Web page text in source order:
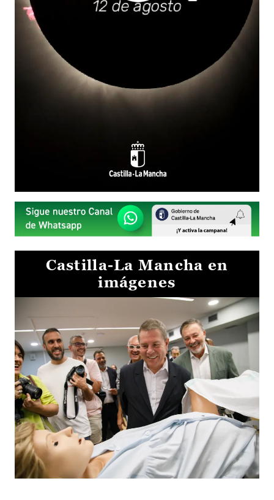
Castilla-La Mancha en
imágenes